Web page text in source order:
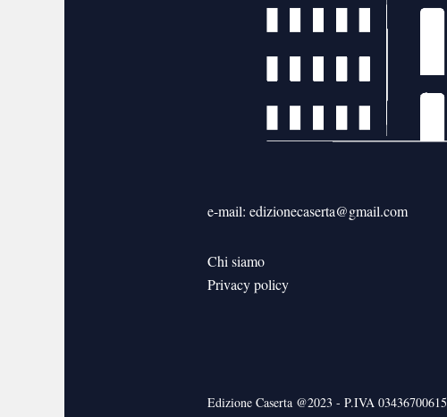
e-mail: edizionecaserta@gmail.com
Chi siamo
Privacy policy
Edizione Caserta @2023 - P.IVA 03436700615